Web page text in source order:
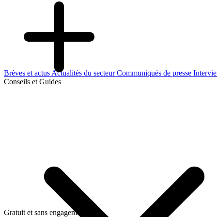
Brèves et actus Actualités du secteurCommuniqués de presse
Conseils et Guides
Gratuit et sans engagement